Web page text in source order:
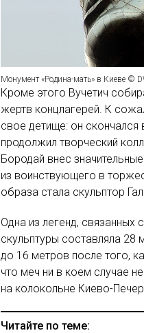
Монумент «Родина-мать» в Киеве
Кроме этого Вучетич
жертв концлагерей. К
свое детище: он скончался
продолжил творческий
Бородай внес
из воинствующего в
образа стала скульптор
Одна из легенд, связанных
скульптуры составляла
до 16 метров после того,
что меч ни в коем случае
на колокольне Киево-
Читайте по теме: